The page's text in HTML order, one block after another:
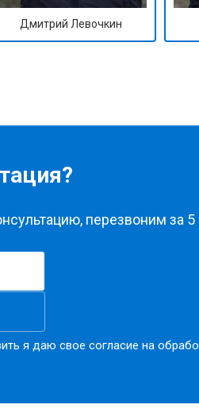
Дмитрий Левочкин
перезвоним за 5
я даю свое согласие на